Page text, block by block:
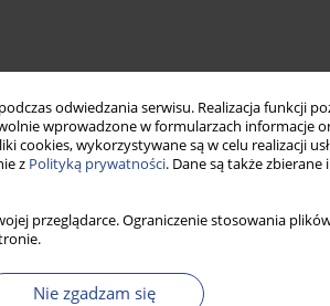
odwiedzania serwisu. Realizacja funkcji
wprowadzone w formularzach informacje
cookies, wykorzystywane są w celu realizacji
z Polityką prywatności. Dane są także
przeglądarce. Ograniczenie stosowania
Nie zgadzam się